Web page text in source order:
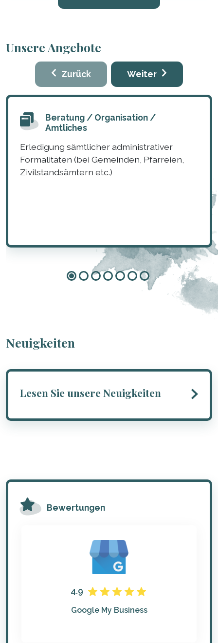
Unsere Angebote
Zurück Weiter
Beratung / Organisation /
Amtliches
Erledigung sämtlicher administrativer
Formalitäten (bei Gemeinden, Pfarreien,
Zivilstandsämtern etc.)
Neuigkeiten
Lesen Sie unsere Neuigkeiten
Bewertungen
4.9
Google My Business